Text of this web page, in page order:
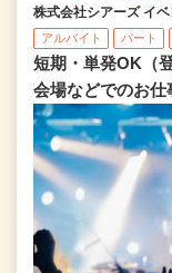
株式会社シアーズ イ
アルバイト パート
短期・単発OK（
会場などでのお仕